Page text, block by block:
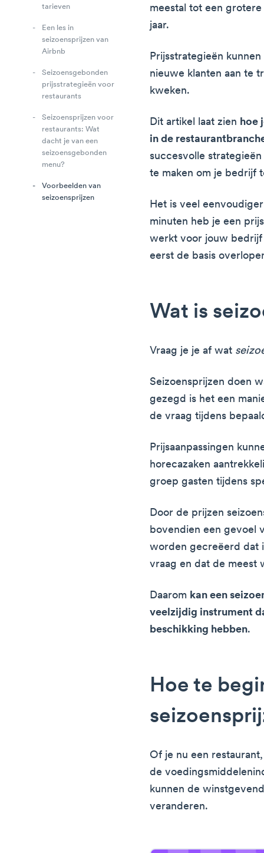
tarieven
Een les in
seizoensprijzen van
Airbnb
Seizoensgebonden
prijsstrategieën voor
restaurants
Seizoensprijzen voor
restaurants: Wat
dacht je van een
seizoensgebonden
menu?
Voorbeelden van
seizoensprijzen
meestal tot een
jaar.
Prijsstrategieën
nieuwe klanten aan te
kweken.
Dit artikel laat zien hoe
in de
succesvolle
te maken om je bedrijf
Het is veel
minuten heb je een
werkt voor jouw bedrijf
eerst de basis
Wat is
Vraag je je af wat
Seizoensprijzen doen
gezegd is het een
de vraag tijdens
Prijsaanpassingen
horecazaken
groep gasten tijdens
Door de prijzen
bovendien een gevoel
worden gecreëerd dat
vraag en dat de meest
Daarom kan een
veelzijdig instrument
beschikking hebben.
Hoe te
Of je nu een
de
kunnen de
veranderen.